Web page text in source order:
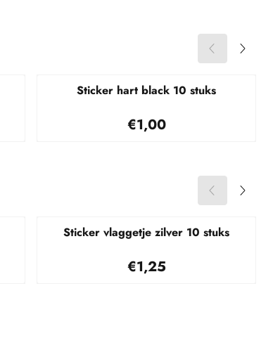
Sticker hart black 10 stuks
Prijs: 1,00
€1,00
Sticker vlaggetje zilver 10 stuks
Prijs: 1,25
€1,25